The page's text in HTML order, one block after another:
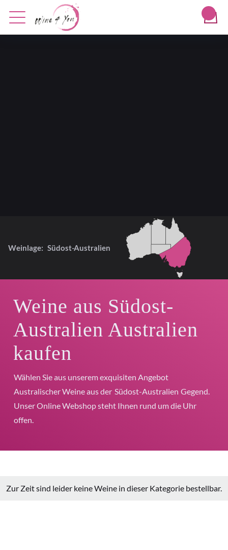
Weinlage: Südost-Australien
Weine aus Südost-
Australien Australien
kaufen
Wählen Sie aus unserem exquisiten Angebot
Australischer Weine aus der Südost-Australien Gegend.
Unser Online Webshop steht Ihnen rund um die Uhr
offen.
Zur Zeit sind leider keine Weine in dieser Kategorie bestellbar.